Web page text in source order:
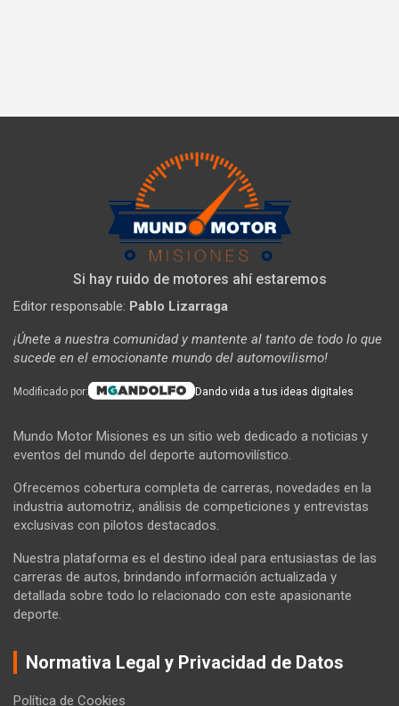
Si hay ruido de motores ahí estaremos
Editor responsable: Pablo Lizarraga
¡Únete a nuestra comunidad y mantente al tanto de todo lo que
sucede en el emocionante mundo del automovilismo!
Modificado por: Dando vida a tus ideas digitales
Mundo Motor Misiones es un sitio web dedicado a noticias y
eventos del mundo del deporte automovilístico.
Ofrecemos cobertura completa de carreras, novedades en la
industria automotriz, análisis de competiciones y entrevistas
exclusivas con pilotos destacados.
Nuestra plataforma es el destino ideal para entusiastas de las
carreras de autos, brindando información actualizada y
detallada sobre todo lo relacionado con este apasionante
deporte.
Normativa Legal y Privacidad de Datos
Política de Cookies